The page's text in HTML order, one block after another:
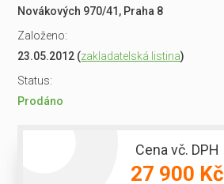
Novákových 970/41, Praha 8
Založeno:
23.05.2012 (zakladatelská listina)
Status:
Prodáno
Cena vč. DPH
27 900 Kč